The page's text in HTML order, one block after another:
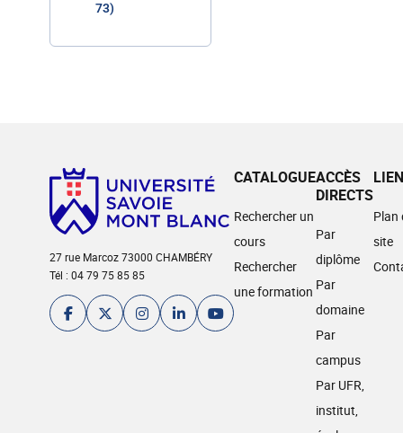
73)
27 rue Marcoz 73000 CHAMBÉRY
Tél : 04 79 75 85 85
CATALOGUE
Rechercher un
cours
Rechercher
une formation
ACCÈS
DIRECTS
Par
diplôme
Par
domaine
Par
campus
Par UFR,
institut,
Plan
site